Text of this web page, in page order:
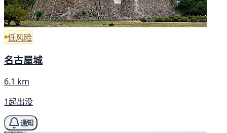
低风险
名古屋城
6.1 km
1起出没
通知